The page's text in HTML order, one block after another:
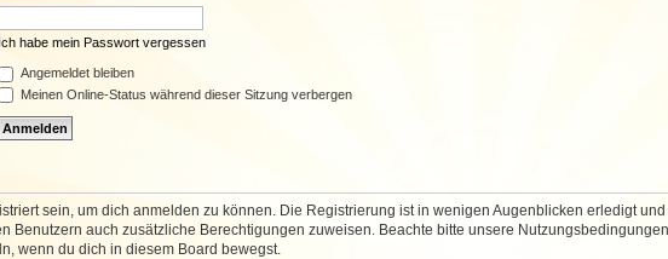
Ich habe mein Passwort vergessen
Angemeldet bleiben
Meinen Online-Status während dieser Sitzung verbergen
sein, um dich anmelden zu können. Die Registrierung ist in wenigen Augenblicken erledigt
Benutzern auch zusätzliche Berechtigungen zuweisen. Beachte bitte unsere
wenn du dich in diesem Board bewegst.